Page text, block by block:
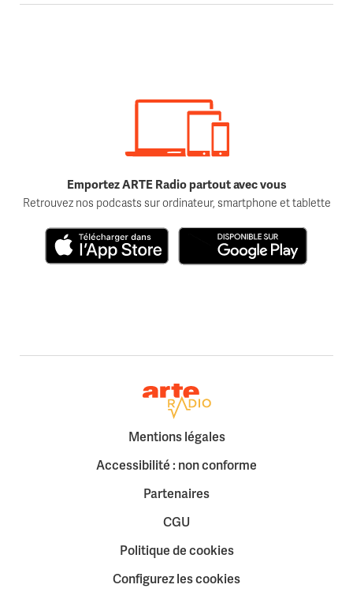
Emportez ARTE Radio partout avec vous
Retrouvez nos podcasts sur ordinateur, smartphone et tablette
Retour à la page d'accueil
Mentions légales
Accessibilité : non conforme
Partenaires
CGU
Politique de cookies
Configurez les cookies